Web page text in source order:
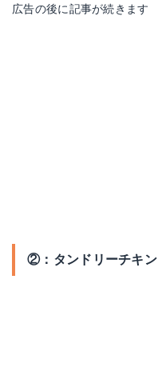
広告の後に記事が続きます
②：タンドリーチキン